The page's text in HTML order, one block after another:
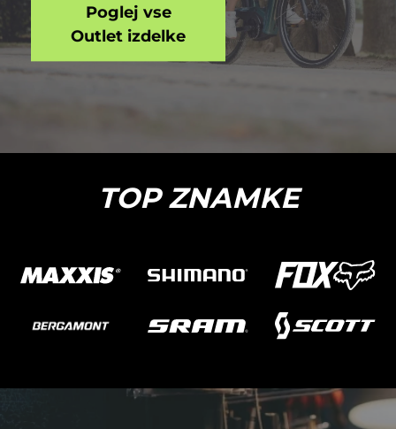
Poglej vse
Outlet izdelke
TOP ZNAMKE